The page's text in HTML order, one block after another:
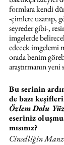
formlara kendi
-çimlere uzanıp,
seyreder gibi-,
imgelerde
edecek imgelemi
orada benim
araştırmanın
Bu serinin
de bazı
Özlem Dolu
eseriniz
mısınız?
Cinselliğin